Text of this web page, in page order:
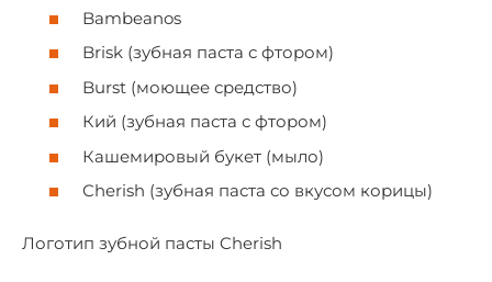
Bambeanos
Brisk (зубная паста с фтором)
Burst (моющее средство)
Кий (зубная паста с фтором)
Кашемировый букет (мыло)
Cherish (зубная паста со вкусом корицы)
Логотип зубной пасты Cherish